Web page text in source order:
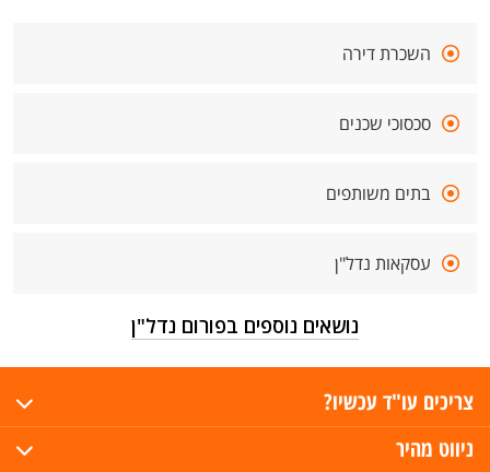
השכרת דירה
סכסוכי שכנים
בתים משותפים
עסקאות נדל"ן
נושאים נוספים בפורום נדל"ן
צריכים עו"ד עכשיו?
ניווט מהיר